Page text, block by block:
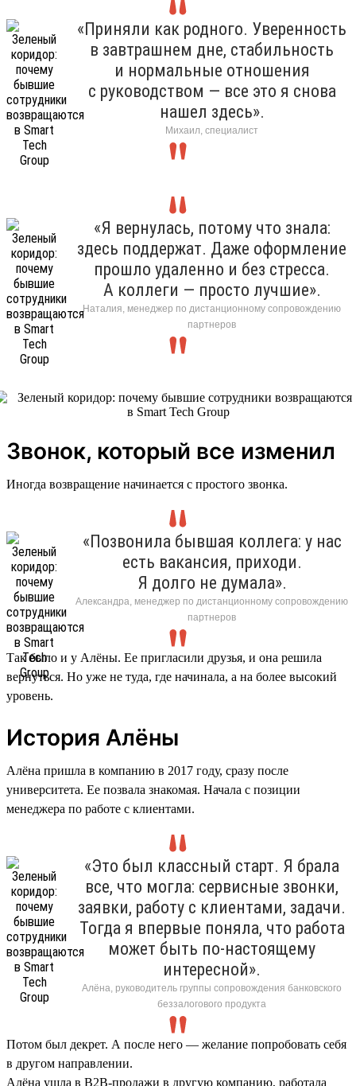
«Приняли как родного. Уверенность
в завтрашнем дне, стабильность
и нормальные отношения
с руководством — все это я снова
нашел здесь».
Михаил, специалист
«Я вернулась, потому что знала:
здесь поддержат. Даже оформление
прошло удаленно и без стресса.
А коллеги — просто лучшие».
Наталия, менеджер по дистанционному сопровождению
партнеров
Звонок, который все изменил
Иногда возвращение начинается с простого звонка.
«Позвонила бывшая коллега: у нас
есть вакансия, приходи.
Я долго не думала».
Александра, менеджер по дистанционному сопровождению
партнеров
Так было и у Алёны. Ее пригласили друзья, и она решила
вернуться. Но уже не туда, где начинала, а на более высокий
уровень.
История Алёны
Алёна пришла в компанию в 2017 году, сразу после
университета. Ее позвала знакомая. Начала с позиции
менеджера по работе с клиентами.
«Это был классный старт. Я брала
все, что могла: сервисные звонки,
заявки, работу с клиентами, задачи.
Тогда я впервые поняла, что работа
может быть по-настоящему
интересной».
Алёна, руководитель группы сопровождения банковского
беззалогового продукта
Потом был декрет. А после него — желание попробовать себя
в другом направлении.
Алёна ушла в B2B-продажи в другую компанию, работала